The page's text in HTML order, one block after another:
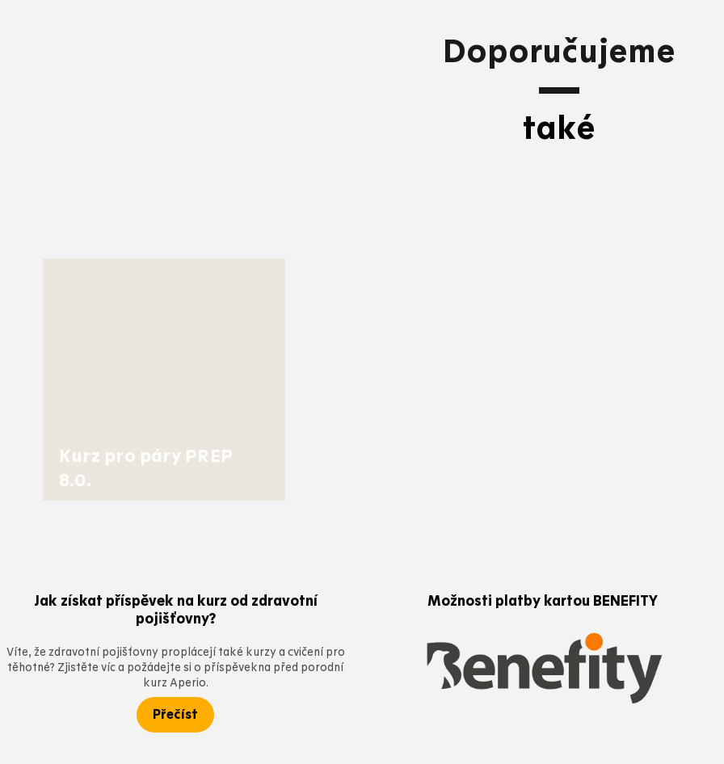
Doporučujeme
také
Kurz pro páry PREP
8.0.
Jak získat příspěvek na kurz od zdravotní
pojišťovny?
Víte, že zdravotní pojišťovny proplácejí také kurzy a cvičení pro
těhotné? Zjistěte víc a požádejte si o příspěvekna před porodní
kurz Aperio.
Přečíst
Možnosti platby kartou BENEFITY